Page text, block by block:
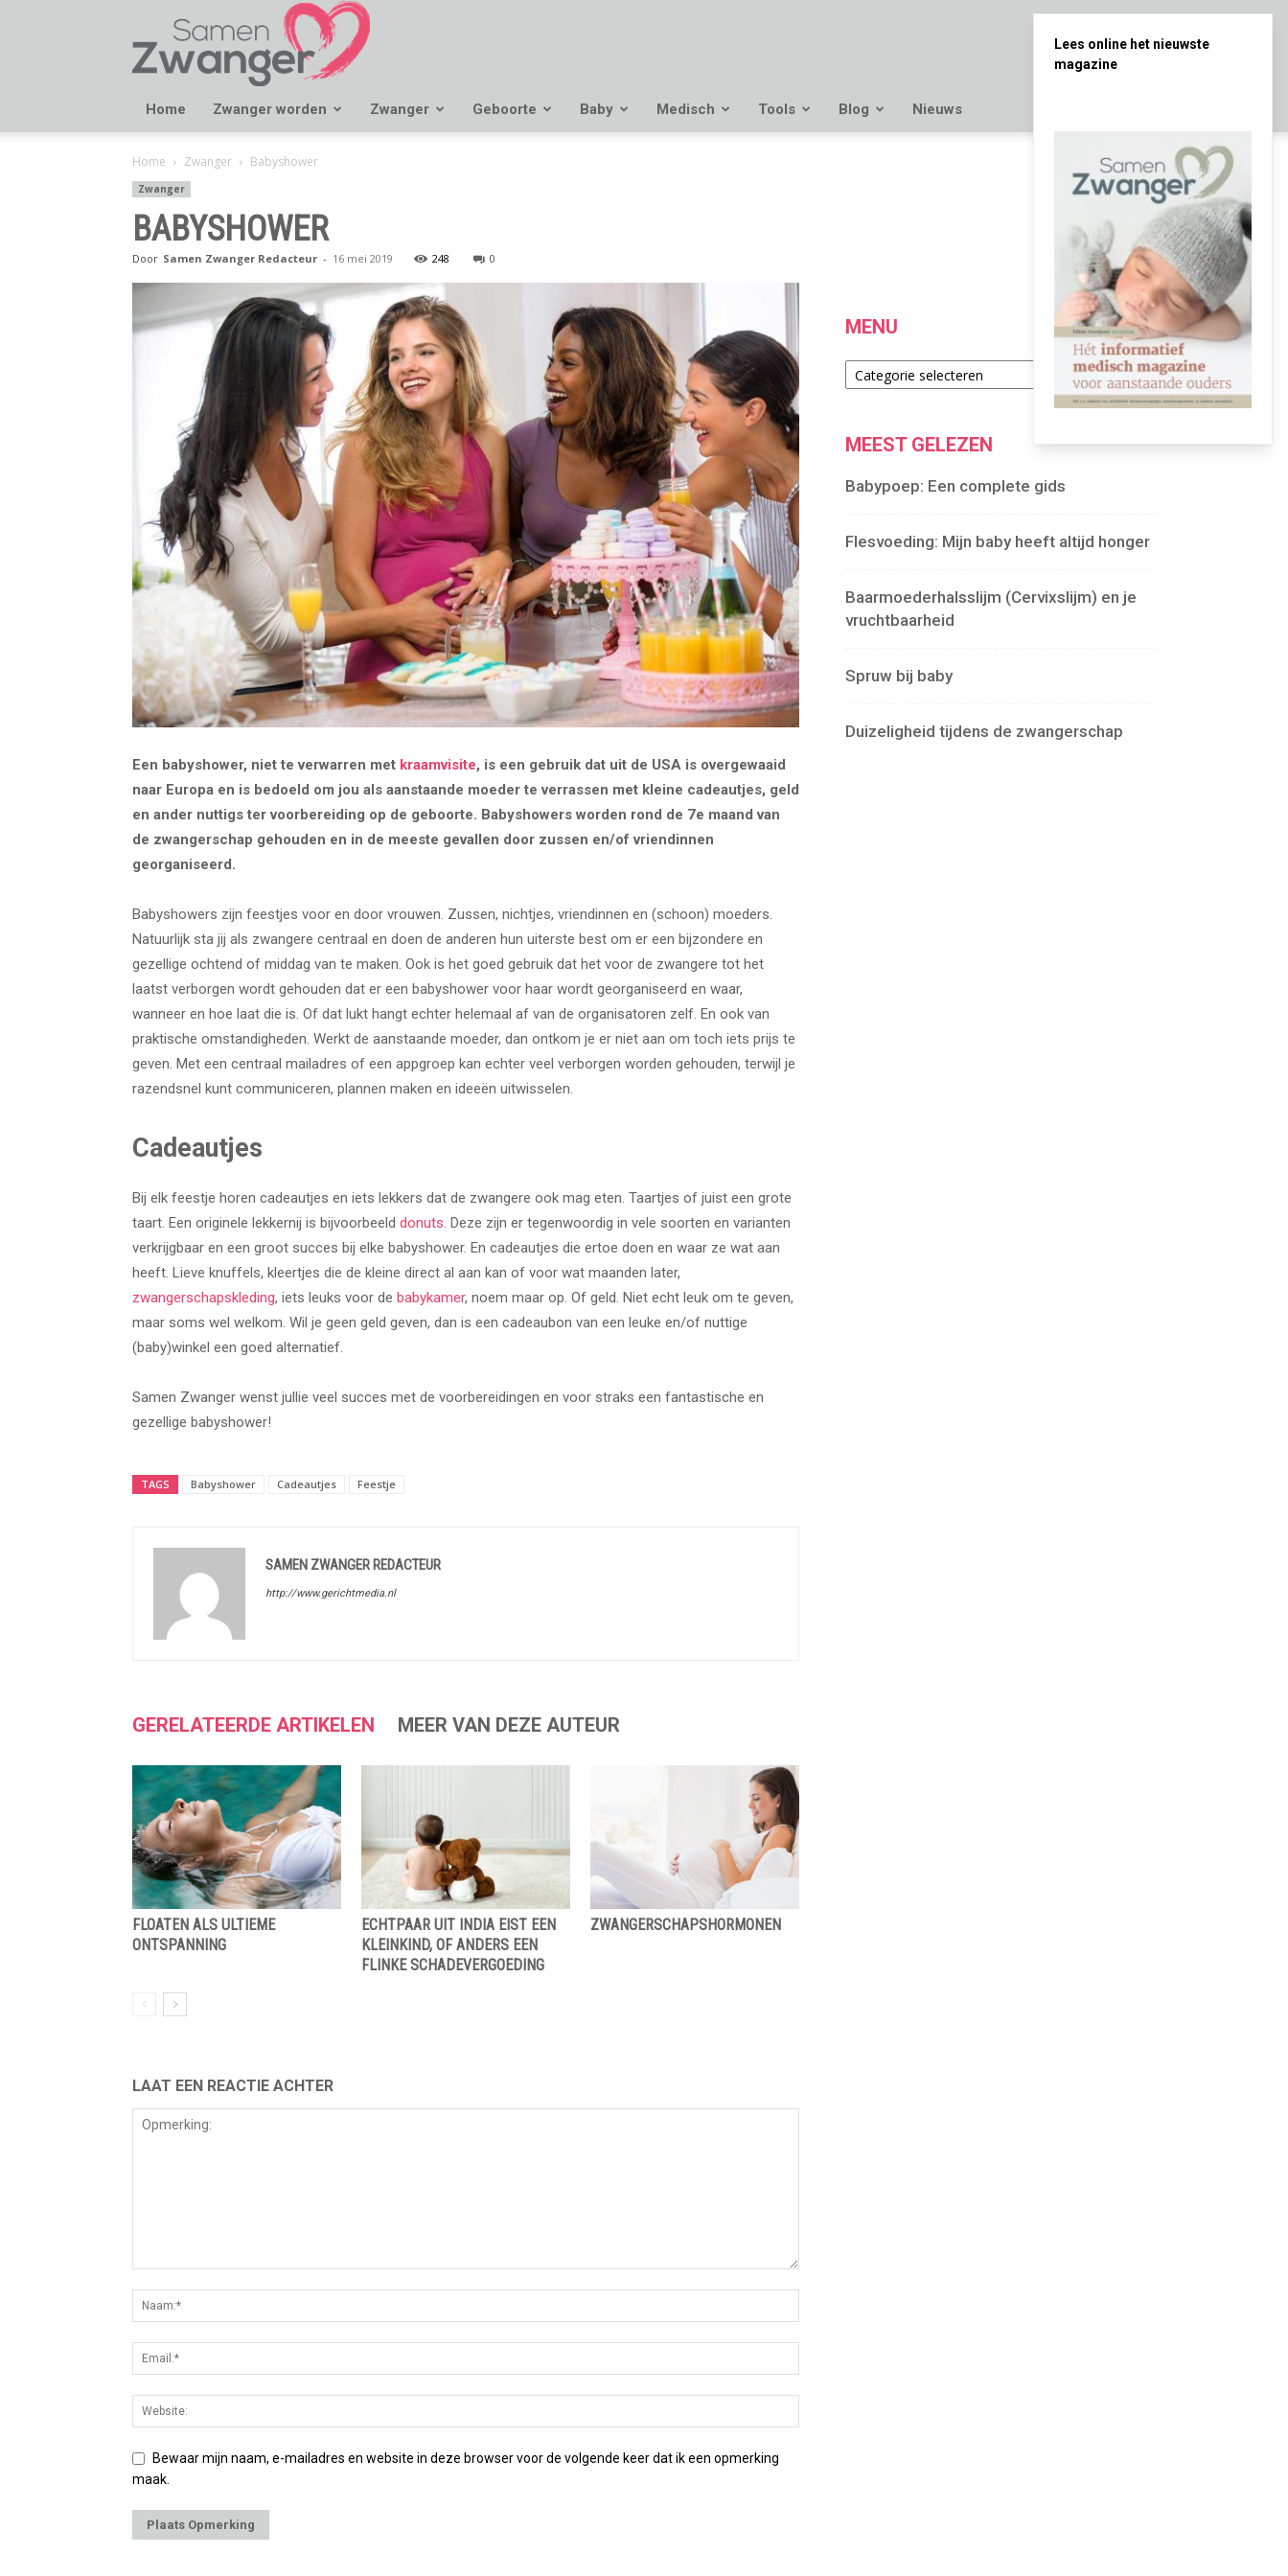
Samen
Zwanger
Home Zwanger worden Zwanger Geboorte Baby Medisch Tools Blog Nieuws
Home Zwanger Babyshower
Zwanger
BABYSHOWER
Door Samen Zwanger Redacteur - 16 mei 2019 248 0
Een babyshower, niet te verwarren met kraamvisite, is een gebruik dat uit de USA is overgewaaid
naar Europa en is bedoeld om jou als aanstaande moeder te verrassen met kleine cadeautjes, geld
en ander nuttigs ter voorbereiding op de geboorte. Babyshowers worden rond de 7e maand van
de zwangerschap gehouden en in de meeste gevallen door zussen en/of vriendinnen
georganiseerd.
Babyshowers zijn feestjes voor en door vrouwen. Zussen, nichtjes, vriendinnen en (schoon) moeders.
Natuurlijk sta jij als zwangere centraal en doen de anderen hun uiterste best om er een bijzondere en
gezellige ochtend of middag van te maken. Ook is het goed gebruik dat het voor de zwangere tot het
laatst verborgen wordt gehouden dat er een babyshower voor haar wordt georganiseerd en waar,
wanneer en hoe laat die is. Of dat lukt hangt echter helemaal af van de organisatoren zelf. En ook van
praktische omstandigheden. Werkt de aanstaande moeder, dan ontkom je er niet aan om toch iets prijs te
geven. Met een centraal mailadres of een appgroep kan echter veel verborgen worden gehouden, terwijl je
razendsnel kunt communiceren, plannen maken en ideeën uitwisselen.
Cadeautjes
Bij elk feestje horen cadeautjes en iets lekkers dat de zwangere ook mag eten. Taartjes of juist een grote
taart. Een originele lekkernij is bijvoorbeeld donuts. Deze zijn er tegenwoordig in vele soorten en varianten
verkrijgbaar en een groot succes bij elke babyshower. En cadeautjes die ertoe doen en waar ze wat aan
heeft. Lieve knuffels, kleertjes die de kleine direct al aan kan of voor wat maanden later,
zwangerschapskleding, iets leuks voor de babykamer, noem maar op. Of geld. Niet echt leuk om te geven,
maar soms wel welkom. Wil je geen geld geven, dan is een cadeaubon van een leuke en/of nuttige
(baby)winkel een goed alternatief.
Samen Zwanger wenst jullie veel succes met de voorbereidingen en voor straks een fantastische en
gezellige babyshower!
TAGS Babyshower Cadeautjes Feestje
SAMEN ZWANGER REDACTEUR
http://www.gerichtmedia.nl
GERELATEERDE ARTIKELEN MEER VAN DEZE AUTEUR
FLOATEN ALS ULTIEME
ONTSPANNING
ECHTPAAR UIT INDIA EIST EEN
KLEINKIND, OF ANDERS EEN
FLINKE SCHADEVERGOEDING
ZWANGERSCHAPSHORMONEN
LAAT EEN REACTIE ACHTER
Bewaar mijn naam, e-mailadres en website in deze browser voor de volgende keer dat ik een opmerking
maak.
MENU
Menu
MEEST GELEZEN
Babypoep: Een complete gids
Flesvoeding: Mijn baby heeft altijd honger
Baarmoederhalsslijm (Cervixslijm) en je
vruchtbaarheid
Spruw bij baby
Duizeligheid tijdens de zwangerschap
Lees online het nieuwste
magazine